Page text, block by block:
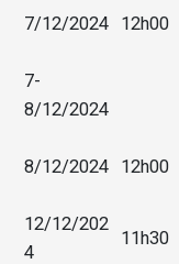
7/12/2024 12h00
7-
8/12/2024
8/12/2024 12h00
12/12/202
4
11h30